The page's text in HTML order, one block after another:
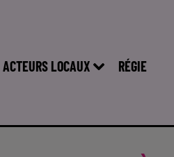
ACTEURS LOCAUX RÉGIE